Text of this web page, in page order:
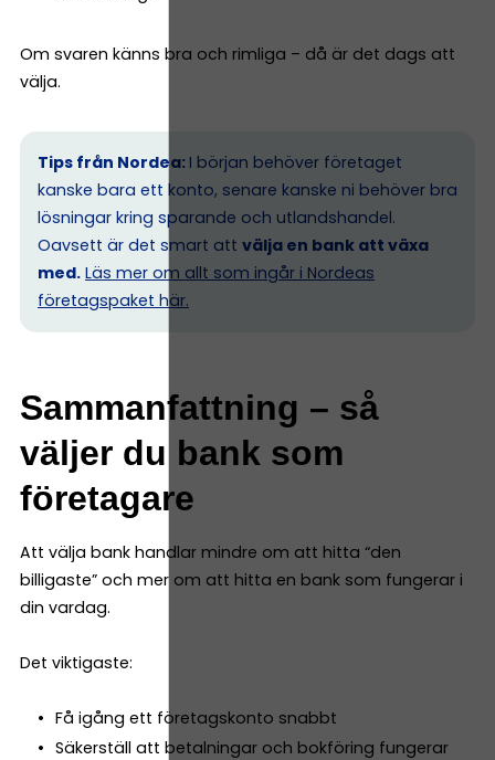
Om svaren känns bra och rimliga – då är det dags att
välja.
Tips från Nordea: I början behöver företaget
kanske bara ett konto, senare kanske ni behöver bra
lösningar kring sparande och utlandshandel.
Oavsett är det smart att välja en bank att växa
med. Läs mer om allt som ingår i Nordeas
företagspaket här.
Sammanfattning – så
väljer du bank som
företagare
Att välja bank handlar mindre om att hitta “den
billigaste” och mer om att hitta en bank som fungerar i
din vardag.
Det viktigaste:
Få igång ett företagskonto snabbt
Säkerställ att betalningar och bokföring fungerar